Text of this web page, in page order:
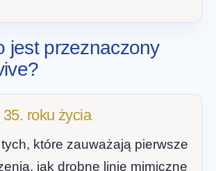
jest przeznaczony
roku życia
które zauważają pierwsze
jak drobne linie mimiczne